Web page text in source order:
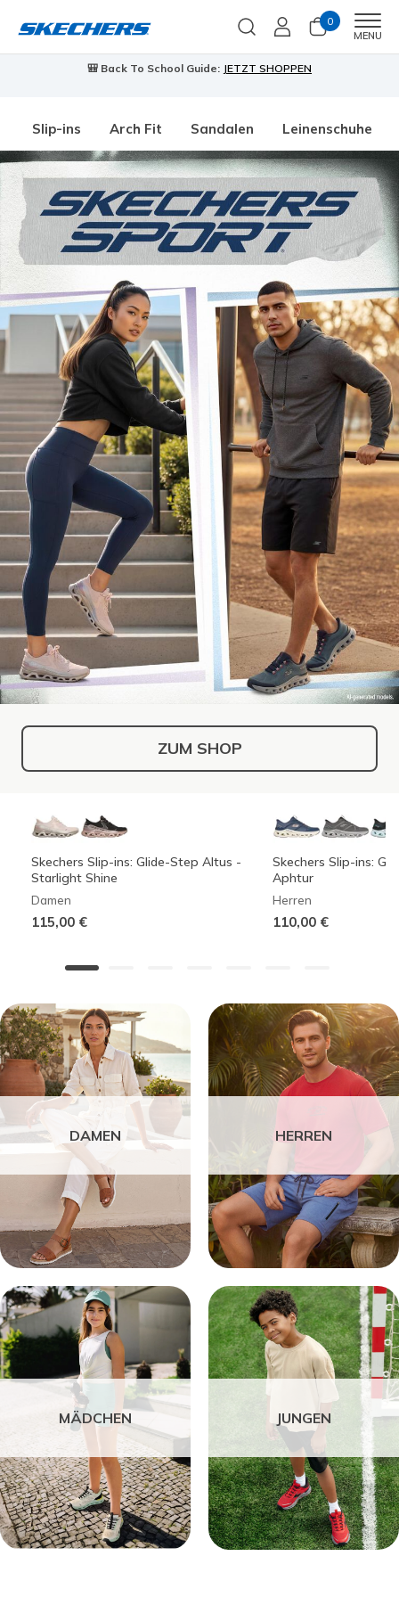
0
MENU
🎒 Back To School Guide: JETZT SHOPPEN
Slip-ins Arch Fit Sandalen Leinenschuhe
ZUM SHOP
Skechers Slip-ins: Glide-Step Altus -
Starlight Shine
Damen
115,00 €
Skechers Slip-ins:
Aphtur
Herren
110,00 €
DAMEN HERREN
MÄDCHEN JUNGEN